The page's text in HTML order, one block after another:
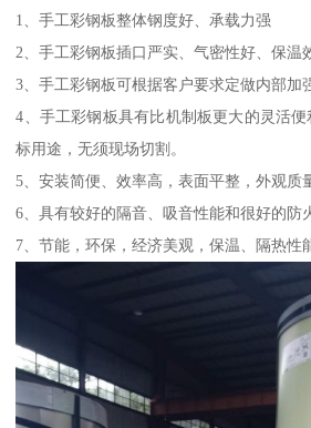
1、手工彩钢板整体钢度好、承载力强
2、手工彩钢板插口严实、气密性好、保温
3、手工彩钢板可根据客户要求定做内部加
4、手工彩钢板具有比机制板更大的灵活
标用途，无须现场切割。
5、安装简便、效率高，表面平整，外观质
6、具有较好的隔音、吸音性能和很好的防
7、节能，环保，经济美观，保温、隔热性